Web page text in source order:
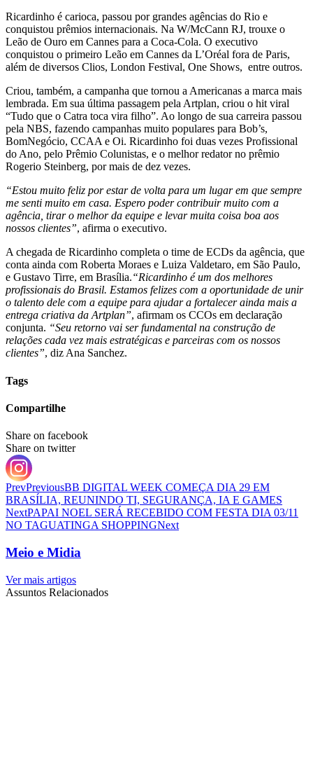
Ricardinho é carioca, passou por grandes agências do Rio e
conquistou prêmios internacionais. Na W/McCann RJ, trouxe o
Leão de Ouro em Cannes para a Coca-Cola. O executivo
conquistou o primeiro Leão em Cannes da L’Oréal fora de Paris,
além de diversos Clios, London Festival, One Shows, entre outros.
Criou, também, a campanha que tornou a Americanas a marca mais
lembrada. Em sua última passagem pela Artplan, criou o hit viral
“Tudo que o Catra toca vira filho”. Ao longo de sua carreira passou
pela NBS, fazendo campanhas muito populares para Bob’s,
BomNegócio, CCAA e Oi. Ricardinho foi duas vezes Profissional
do Ano, pelo Prêmio Colunistas, e o melhor redator no prêmio
Rogerio Steinberg, por mais de dez vezes.
“Estou muito feliz por estar de volta para um lugar em que sempre
me senti muito em casa. Espero poder contribuir muito com a
agência, tirar o melhor da equipe e levar muita coisa boa aos
nossos clientes”, afirma o executivo.
A chegada de Ricardinho completa o time de ECDs da agência, que
conta ainda com Roberta Moraes e Luiza Valdetaro, em São Paulo,
e Gustavo Tirre, em Brasília.“Ricardinho é um dos melhores
profissionais do Brasil. Estamos felizes com a oportunidade de unir
o talento dele com a equipe para ajudar a fortalecer ainda mais a
entrega criativa da Artplan”, afirmam os CCOs em declaração
conjunta. “Seu retorno vai ser fundamental na construção de
relações cada vez mais estratégicas e parceiras com os nossos
clientes”, diz Ana Sanchez.
Tags
Compartilhe
Share on facebook
Share on twitter
PrevPreviousBB DIGITAL WEEK COMEÇA DIA 29 EM
BRASÍLIA, REUNINDO TI, SEGURANÇA, IA E GAMES
NextPAPAI NOEL SERÁ RECEBIDO COM FESTA DIA 03/11
NO TAGUATINGA SHOPPINGNext
Meio e Midia
Ver mais artigos
Assuntos Relacionados